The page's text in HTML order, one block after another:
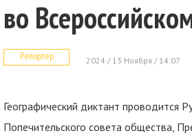
во
Репортер 2024 / 13 Ноября / 14:07
Географический диктант проводится
Попечительского совета общества,